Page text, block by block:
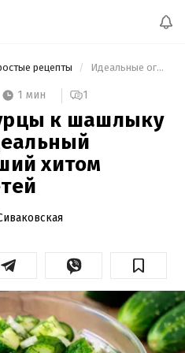
рецепты Идеальные огурцы к шашлыку за 30 минут: идеальный маринад, ставший хитом социальных сетей
1 мин 1
к шашлыку
хитом